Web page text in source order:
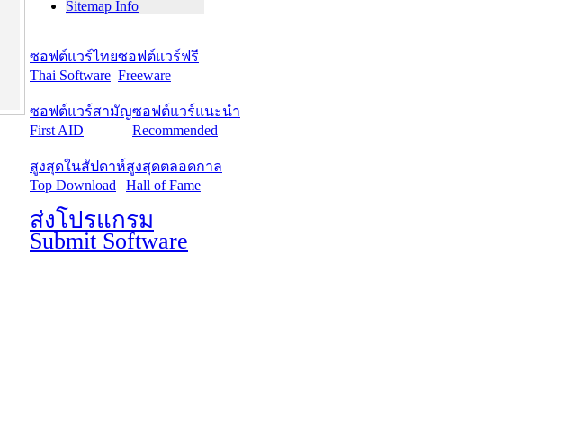
Sitemap Info
ซอฟต์แวร์ไทย
Thai Software
ซอฟต์แวร์ฟรี
Freeware
ซอฟต์แวร์สามัญ
First AID
ซอฟต์แวร์แนะนำ
Recommended
สูงสุดในสัปดาห์
Top Download
สูงสุดตลอดกาล
Hall of Fame
ส่งโปรแกรม
Submit Software